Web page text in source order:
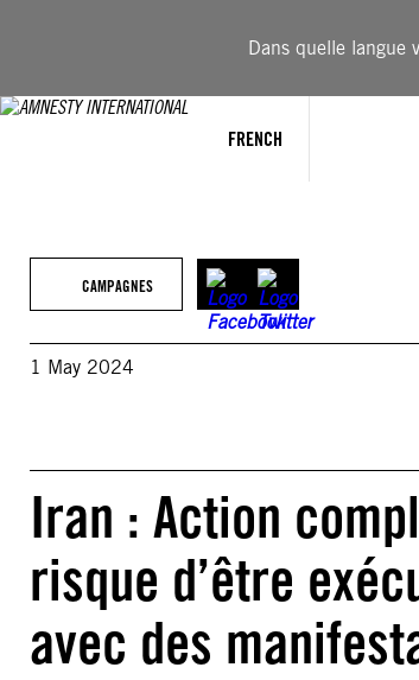
Dans quelle langue
FRENCH
CAMPAGNES
1 May 2024
Iran : Action
risque d’être
avec des